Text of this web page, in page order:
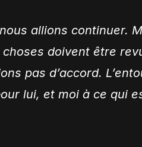
allions continuer.
doivent être
pas d’accord.
lui, et moi à ce qui